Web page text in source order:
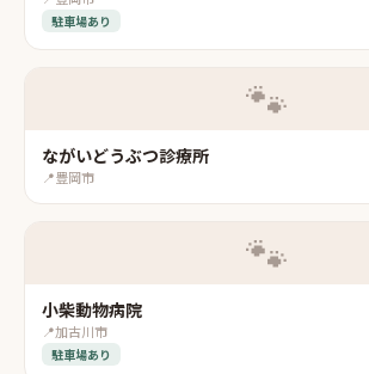
駐車場あり
🐾
ながいどうぶつ診療所
📍豊岡市
🐾
小柴動物病院
📍加古川市
駐車場あり